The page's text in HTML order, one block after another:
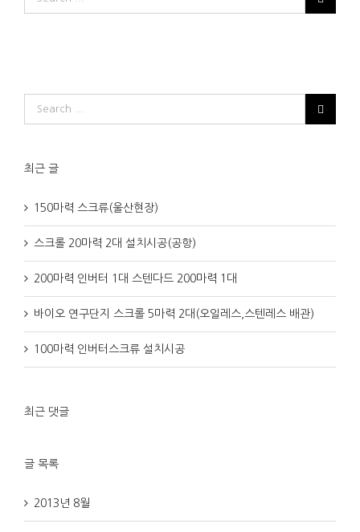
최근 글
150마력 스크류(울산현장)
스크롤 20마력 2대 설치시공(공항)
200마력 인버터 1대 스텐다드 200마력 1대
바이오 연구단지 스크롤 5마력 2대(오일레스,스텐레스 배관)
100마력 인버터스크류 설치시공
최근 댓글
글 목록
2013년 8월